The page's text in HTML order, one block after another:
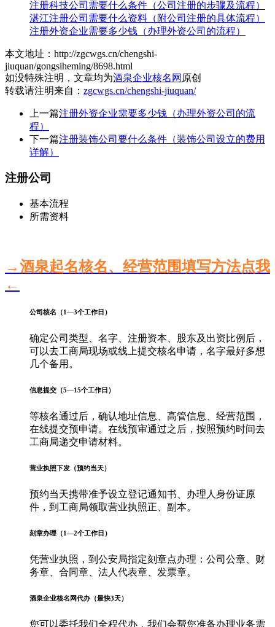
注册科技公司需要什么条件（公司注册的步骤及流程）
湛江注册公司需要什么资料（附公司注册的具体流程）
注册外资企业需要多少钱（办理外资公司的流程）
本文地址：http://zgcwgs.cn/chengshi-
jiuquan/gongsiheming/8698.html
如没特殊注明，文章均为酒泉企业核名网 原创
转载请注明来自： zgcwgs.cn/chengshi-jiuquan/
上一篇注册外资企业需要多少钱（办理外资公司的流
程）
下一篇注册装饰公司要什么条件（装饰公司设立的费用
详解）
注册公司
基本流程
所需资料
→酒泉起名核名、经营范围填写方法点我
←
公司核名（1—3个工作日）
确定公司类型、名字、注册资本、股东及出资比例后，
可以去工商局现场或线上提交核名申请，名字最好多想
几个备用。
信息提交（5—15个工作日）
等核名通过后，确认地址信息、高管信息、经营范围，
在线提交预申请。在线预审通过之后，按照预约时间去
工商局递交申请材料。
营业执照下发（预约当天）
预约当天携带准予设立登记通知书、办理人身份证原
件，到工商局领取营业执照正、副本。
刻章办理（1—2个工作日）
凭营业执照，到公安局指定刻章点办理：公司公章、财
务章、合同章、法人代表章、发票章。
酒泉企业核名网代办（最快3天）
您可以委托我们全程代办，我们会帮您准备办理业务需